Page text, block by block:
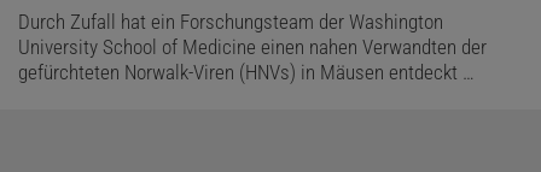
Durch Zufall hat ein Forschungsteam der Washington
University School of Medicine einen nahen Verwandten der
gefürchteten Norwalk-Viren (HNVs) in Mäusen entdeckt …